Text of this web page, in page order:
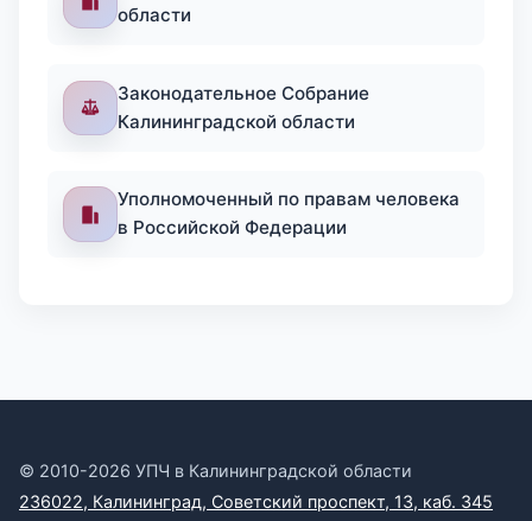
области
Законодательное Собрание
Калининградской области
Уполномоченный по правам человека
в Российской Федерации
© 2010-2026 УПЧ в Калининградской области
236022, Калининград, Советский проспект, 13, каб. 345